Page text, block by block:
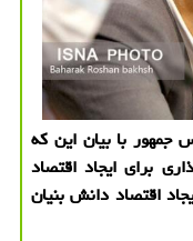
جمهور با بیان این كه
برای ایجاد اقتصاد
اقتصاد دانش بنیان